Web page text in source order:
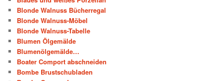
Blonde Walnuss Bücherregal
Blonde Walnuss-Möbel
Blonde Walnuss-Tabelle
Blumen Ölgemälde
Blumenölgemälde…
Boater Comport abschneiden
Bombe Brustschubladen